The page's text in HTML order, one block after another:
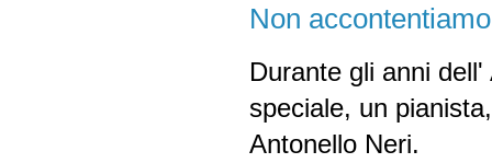
Non
Durante gli anni
speciale, un
Antonello Neri.